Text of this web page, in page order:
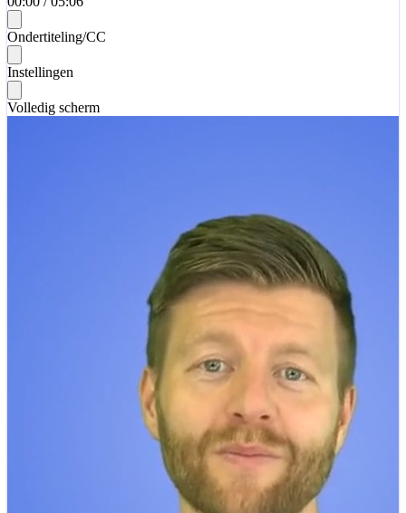
Ondertiteling/CC
Instellingen
Volledig scherm